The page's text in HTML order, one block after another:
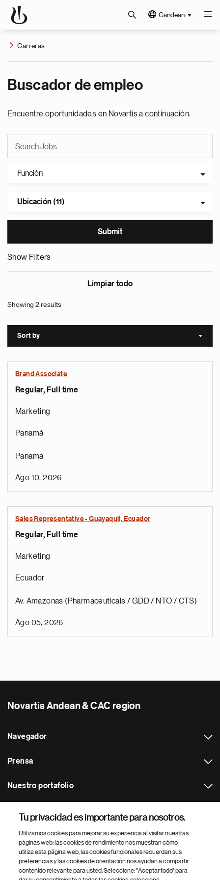
Candean
Carreras
Buscador de empleo
Encuentre oportunidades en Novartis a continuación.
Función
Ubicación (11)
Show Filters
Limpiar todo
Showing 2 results
Sort by Sort
Brand Associate
Regular, Full time
Marketing
Panamá
Panama
Ago 10, 2026
Sales Representative - Guayaquil, Ecuador
Regular, Full time
Marketing
Ecuador
Av. Amazonas (Pharmaceuticals / GDD / NTO / CTS)
Ago 05, 2026
Novartis Andean & CAC region
Navegador
Prensa
Nuestro portafolio
Footer Site Search
Tu privacidad es importante para nosotros.
Utilizamos cookies para mejorar su experiencia al visitar nuestras
páginas web: las cookies de rendimiento nos muestran cómo
utiliza esta página web, las cookies funcionales recuerdan sus
preferencias y las cookies de orientación nos ayudan a compartir
contenido relevante para usted. Seleccione: "Aceptar todo" para